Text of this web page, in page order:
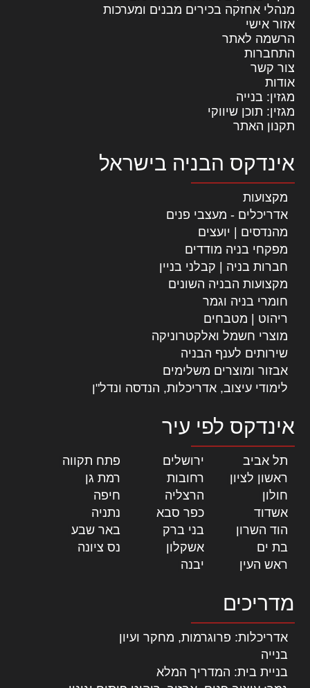
מנהלי אחזקה בכירים מבנים ומערכות
אזור אישי
הרשמה לאתר
התחברות
צור קשר
אודות
מגזין: בנייה
מגזין: תוכן שיווקי
תקנון האתר
אינדקס הבניה בישראל
מקצועות
אדריכלים - מעצבי פנים
מהנדסים | יועצים
מפקחי בניה מודדים
חברות בניה | קבלני בניין
מקצועות הבניה השונים
חומרי בניה וגמר
ריהוט | מטבחים
מוצרי חשמל ואלקטרוניקה
שירותים לענף הבניה
אבזור ומוצרים משלימים
לימודי עיצוב, אדריכלות, הנדסה ונדל"ן
אינדקס לפי עיר
תל אביב ירושלים פתח תקווה
ראשון לציון
רחובות רמת גן
חולון
הרצליה חיפה
אשדוד
כפר סבא נתניה
הוד השרון
בני ברק באר שבע
בת ים
אשקלון נס ציונה
ראש העין
יבנה
מדריכים
אדריכלות: פרוגרמות, מחקר ועיון
בנייה
בניית בית: המדריך המלא